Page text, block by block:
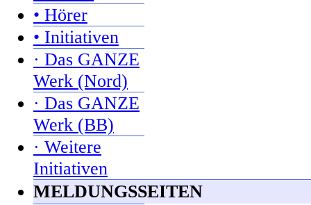
• Hörer
• Initiativen
· Das GANZE
Werk (Nord)
· Das GANZE
Werk (BB)
· Weitere
Initiativen
MELDUNGSSEITEN